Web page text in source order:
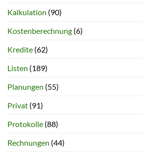
Kalkulation (90)
Kostenberechnung (6)
Kredite (62)
Listen (189)
Planungen (55)
Privat (91)
Protokolle (88)
Rechnungen (44)